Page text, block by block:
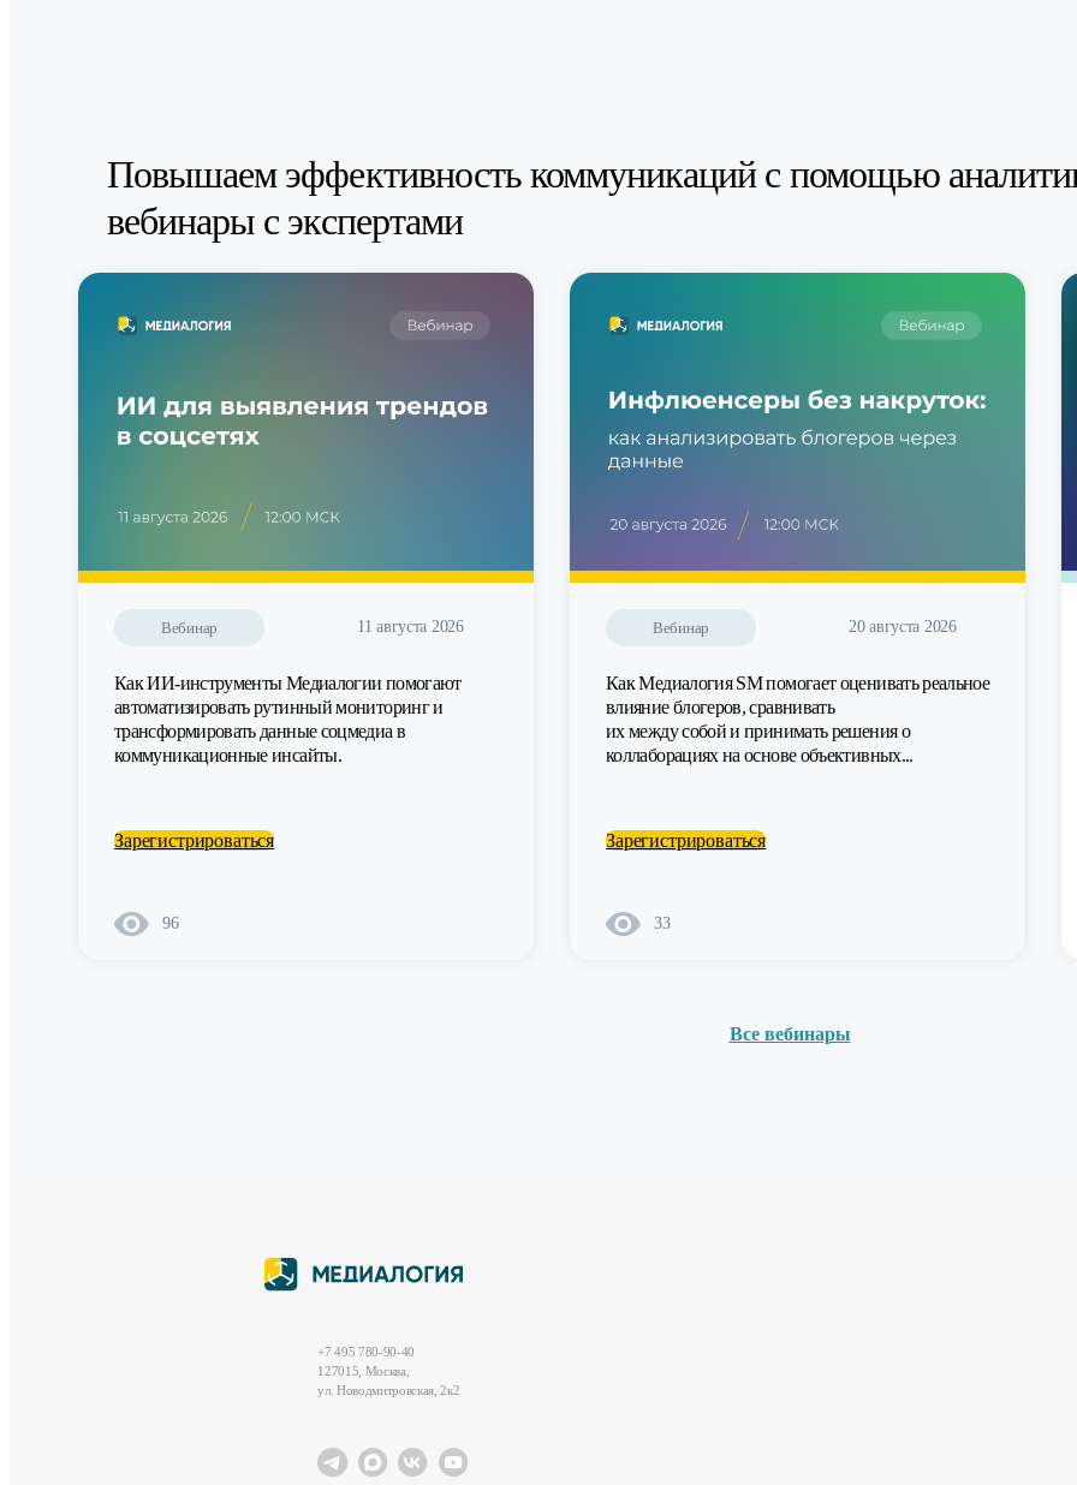
Повышаем эффективность коммуникаций с помощью
вебинары с экспертами
Вебинар 11 августа 2026
Как ИИ-инструменты Медиалогии помогают
автоматизировать рутинный мониторинг и
трансформировать данные соцмедиа в
коммуникационные инсайты.
Зарегистрироваться
96
Вебинар 20 августа 2026
Как Медиалогия SM помогает оценивать реальное
влияние блогеров, сравнивать
их между собой и принимать решения о
коллаборациях на основе объективных...
Зарегистрироваться
33
Все вебинары
+7 495 780-90-40
127015, Москва,
ул. Новодмитровская, 2к2